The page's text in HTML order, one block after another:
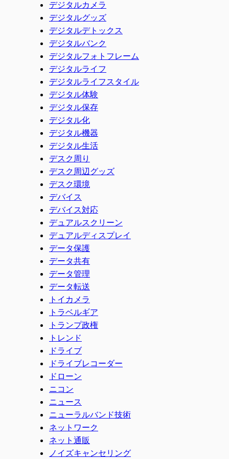
デジタルカメラ
デジタルグッズ
デジタルデトックス
デジタルバンク
デジタルフォトフレーム
デジタルライフ
デジタルライフスタイル
デジタル体験
デジタル保存
デジタル化
デジタル機器
デジタル生活
デスク周り
デスク周辺グッズ
デスク環境
デバイス
デバイス対応
デュアルスクリーン
デュアルディスプレイ
データ保護
データ共有
データ管理
データ転送
トイカメラ
トラベルギア
トランプ政権
トレンド
ドライブ
ドライブレコーダー
ドローン
ニコン
ニュース
ニューラルバンド技術
ネットワーク
ネット通販
ノイズキャンセリング